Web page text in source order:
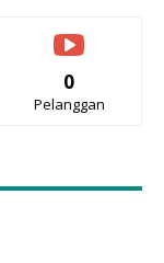
0
Pelanggan